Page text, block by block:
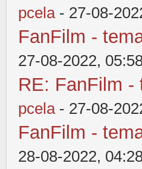
pcela- 27-08-
FanFilm -
27-08-2022,
RE: FanFilm -
pcela- 27-08-
FanFilm -
28-08-2022,